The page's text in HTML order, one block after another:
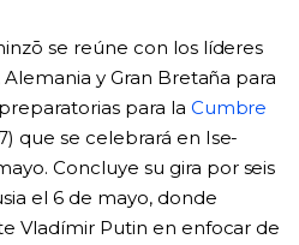
SNS
se reúne con los líderes
y Gran Bretaña para
para la Cumbre
que se celebrará en Ise-
Concluye su gira por seis
el 6 de mayo, donde
Vladímir Putin en enfocar de